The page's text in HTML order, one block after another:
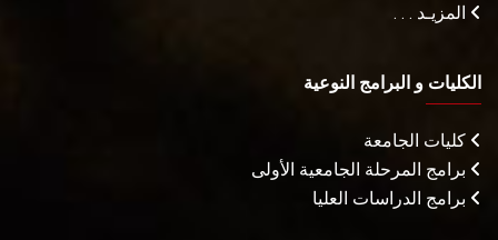
المزيـد . . .
الكليات و البرامج النوعية
كليات الجامعة
برامج المرحلة الجامعية الأولى
برامج الدراسات العليا